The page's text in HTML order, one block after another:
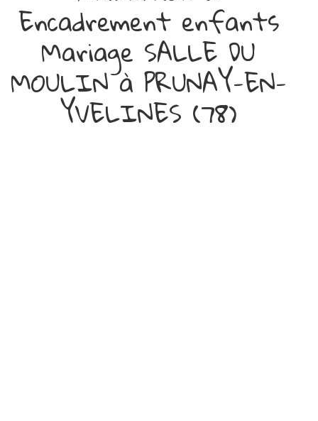
Encadrement enfants
Mariage SALLE DU
MOULIN à PRUNAY-EN-
YVELINES (78)